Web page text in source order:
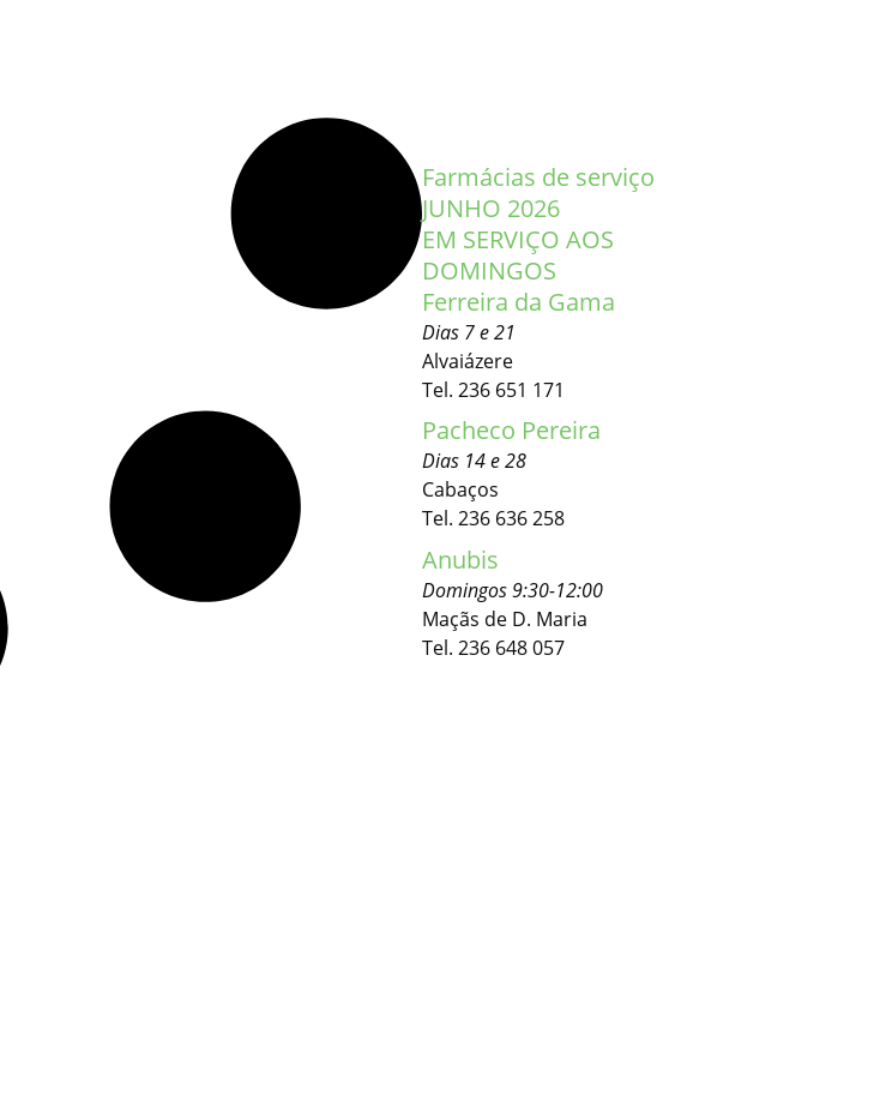
Farmácias de serviço
JUNHO 2026
EM SERVIÇO AOS
DOMINGOS
Ferreira da Gama
Dias 7 e 21
Alvaiázere
Tel. 236 651 171
Pacheco Pereira
Dias 14 e 28
Cabaços
Tel. 236 636 258
Anubis
Domingos 9:30-12:00
Maçãs de D. Maria
Tel. 236 648 057